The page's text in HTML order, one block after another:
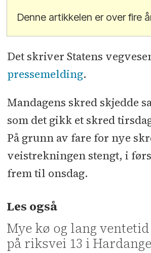
Denne artikkelen er over fire
Det skriver Statens
pressemelding.
Mandagens skred skjedde
som det gikk et skred
På grunn av fare for nye
veistrekningen stengt, i
frem til onsdag.
Les også
Mye kø og lang
på riksvei 13 i